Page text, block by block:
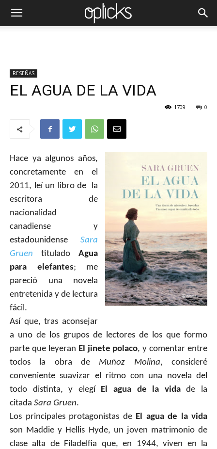
RESEÑAS
EL AGUA DE LA VIDA
0
1709
Hace ya algunos años,
concretamente en el
2011, leí un libro de la
escritora de
nacionalidad
canadiense y
estadounidense Sara
Gruen
titulado Agua
para elefantes; me
pareció una novela
entretenida y de lectura
fácil.
Así que, tras aconsejar
a uno de los grupos de lectores de los que formo
parte que leyeran El jinete polaco, y comentar entre
todos la obra de Muñoz Molina, consideré
conveniente suavizar el ritmo con una novela del
todo distinta, y elegí El agua de la vidade la
citada Sara Gruen.
Los principales protagonistas de El agua de la vida
son Maddie y Hellis Hyde, un joven matrimonio de
clase alta de Filadelfia que, en 1944, viven en la